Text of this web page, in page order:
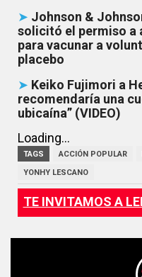
➤ Johnson &
solicitó el permiso a
para vacunar a
placebo
➤ Keiko Fujimori a
recomendaría una
ubicaína” (VIDEO)
Loading...
TAGS ACCIÓN POPULAR
YONHY LESCANO
TE INVITAMOS A